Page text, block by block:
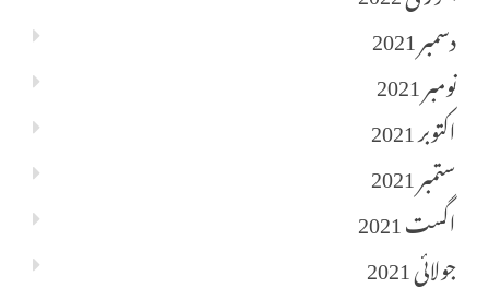
دسمبر 2021
نومبر 2021
اکتوبر 2021
ستمبر 2021
اگست 2021
جولائی 2021